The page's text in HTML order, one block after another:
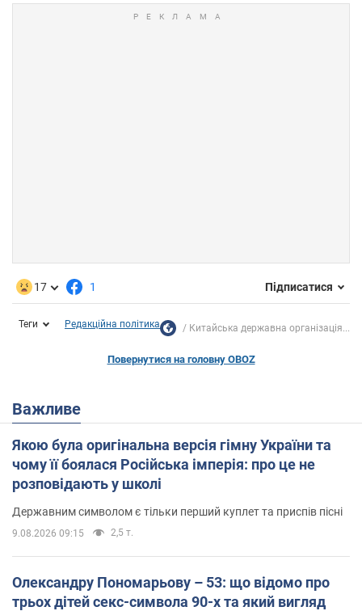
17 1 Підписатися
Теги Редакційна політика Китайська державна організація...
Повернутися на головну OBOZ
Важливе
Якою була оригінальна версія гімну України та
чому її боялася Російська імперія: про це не
розповідають у школі
Державним символом є тільки перший куплет та приспів пісні
9.08.2026 09:15 2,5 т.
Олександру Пономарьову – 53: що відомо про
трьох дітей секс-символа 90-х та який вигляд